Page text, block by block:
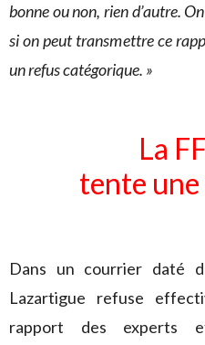
bonne ou non, rien d’autre.
si on peut transmettre ce
un refus catégorique. »
La
tente
Dans un courrier daté
Lazartigue refuse
rapport des experts